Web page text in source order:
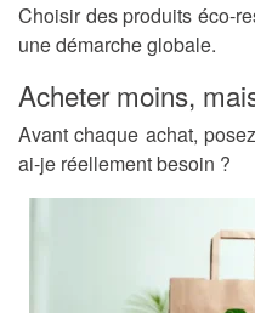
Choisir des produits éco-
une démarche globale.
Acheter moins,
Avant chaque achat,
ai-je réellement besoin ?